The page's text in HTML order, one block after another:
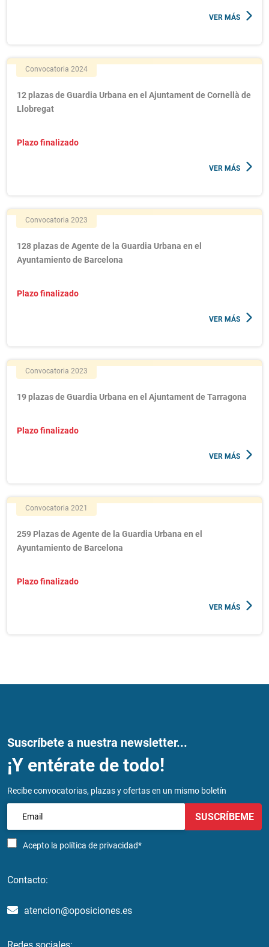
VER MÁS
Convocatoria 2024
12 plazas de Guardia Urbana en el Ajuntament de Cornellà de
Llobregat
Plazo finalizado
VER MÁS
Convocatoria 2023
128 plazas de Agente de la Guardia Urbana en el
Ayuntamiento de Barcelona
Plazo finalizado
VER MÁS
Convocatoria 2023
19 plazas de Guardia Urbana en el Ajuntament de Tarragona
Plazo finalizado
VER MÁS
Convocatoria 2021
259 Plazas de Agente de la Guardia Urbana en el
Ayuntamiento de Barcelona
Plazo finalizado
VER MÁS
Suscríbete a nuestra newsletter...
¡Y entérate de todo!
Recibe convocatorias, plazas y ofertas en un mismo boletín
Acepto la política de privacidad*
SUSCRÍBEME
Contacto:
atencion@oposiciones.es